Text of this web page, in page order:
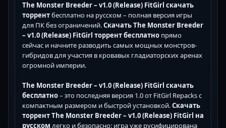
The Monster Breeder – v1.0 (Release) FitGirl скачать
торрентбесплатно на русском – полная версия игры
для ПК без ограничений.Скачать The Monster Breeder
– v1.0 (Release) FitGirl торрент бесплатно прямо
сейчас и начните разводить самых мощных монстров-
гибридов для участия в кровавых гладиаторских аренах
огромной империи.
The Monster Breeder – v1.0 (Release) FitGirl скачать
бесплатно– это последняя версия 1.0 от FitGirl Repacks с
компактным размером и быстрой установкой.Скачать
торрент The Monster Breeder – v1.0 (Release) FitGirl на
русском легко и безопасно: игра уже русифицирована